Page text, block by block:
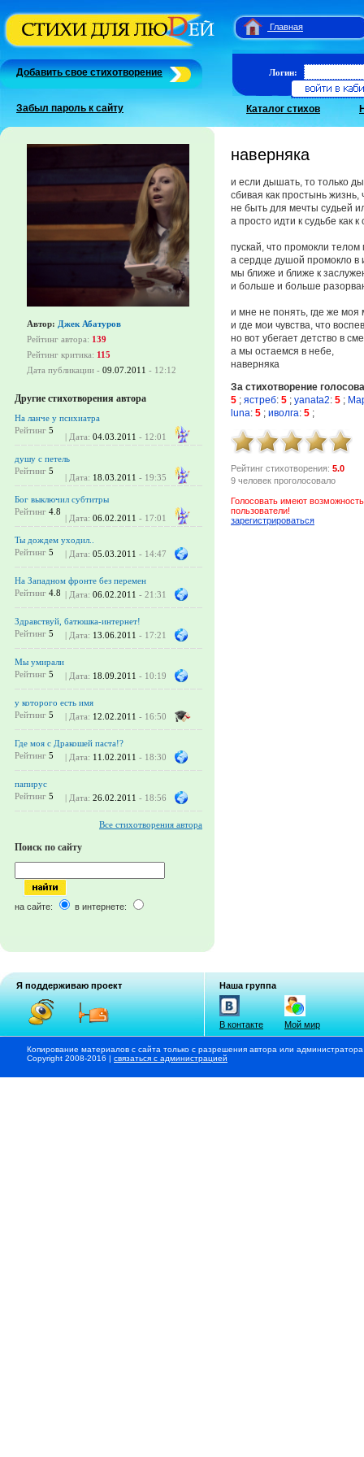
Главная
Добавить свое стихотворение
Забыл пароль к сайту
Логин:
Каталог стихов
Автор: Джек Абатуров
Рейтинг автора: 139
Рейтинг критика: 115
Дата публикации - 09.07.2011 - 12:12
Другие стихотворения автора
На ланче у психиатра
Рейтинг 5
| Дата: 04.03.2011 - 12:01
душу с петель
Рейтинг 5
| Дата: 18.03.2011 - 19:35
Бог выключил субтитры
Рейтинг 4.8
| Дата: 06.02.2011 - 17:01
Ты дождем уходил..
Рейтинг 5 | Дата: 05.03.2011 - 14:47
На Западном фронте без перемен
Рейтинг 4.8 | Дата: 06.02.2011 - 21:31
Здравствуй, батюшка-интернет!
Рейтинг 5 | Дата: 13.06.2011 - 17:21
Мы умирали
Рейтинг 5 | Дата: 18.09.2011 - 10:19
у которого есть имя
Рейтинг 5 | Дата: 12.02.2011 - 16:50
Где моя с Дракошей паста!?
Рейтинг 5 | Дата: 11.02.2011 - 18:30
папирус
Рейтинг 5 | Дата: 26.02.2011 - 18:56
Все стихотворения автора
Поиск по сайту
на сайте: в интернете:
наверняка
и если дышать, то только
сбивая как простынь
не быть для мечты судьей
а просто идти к судьбе как
пускай, что промокли телом
а сердце душой промокло в
мы ближе и ближе к
и больше и больше
и мне не понять, где же моя
и где мои чувства, что
но вот убегает детство в
а мы остаемся в небе,
наверняка
За стихотворение
5 ; ястреб: 5 ; yanata2: 5 ;
luna: 5 ; иволга: 5 ;
Рейтинг стихотворения: 5.0
9 человек проголосовало
Голосовать имеют
пользователи!
зарегистрироваться
Я поддерживаю проект Наша группа
В контакте Мой мир
Копирование материалов с сайта только с разрешения автора или
Copyright 2008-2016 | связаться с администрацией